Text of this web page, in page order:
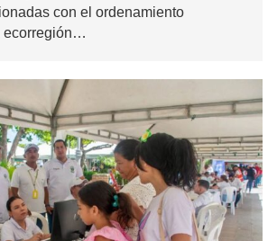
con el ordenamiento
ecorregión…